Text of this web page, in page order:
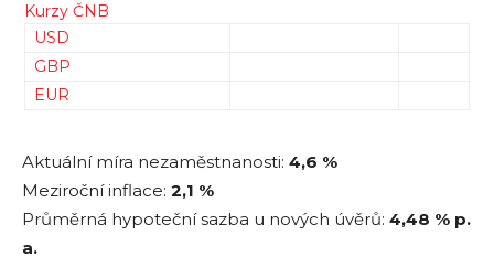
Kurzy ČNB
USD
GBP
EUR
Aktuální míra nezaměstnanosti: 4,6 %
Meziroční inflace: 2,1 %
Průměrná hypoteční sazba u nových úvěrů: 4,48 % p.
a.